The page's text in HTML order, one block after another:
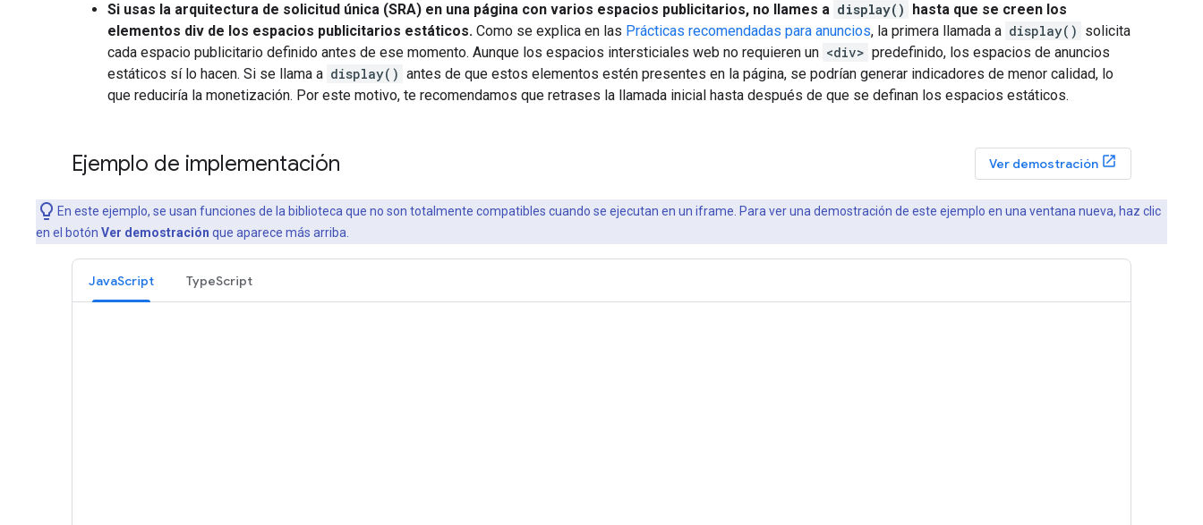
Si usas la arquitectura de solicitud única (SRA) en una página con varios espacios publicitarios, no llames a display() hasta que se creen los
elementos div de los espacios publicitarios estáticos. Como se explica en las Prácticas recomendadas para anuncios, la primera llamada a display() solicita
cada espacio publicitario definido antes de ese momento. Aunque los espacios intersticiales web no requieren un <div> predefinido, los espacios de anuncios
estáticos sí lo hacen. Si se llama a display() antes de que estos elementos estén presentes en la página, se podrían generar indicadores de menor calidad, lo
que reduciría la monetización. Por este motivo, te recomendamos que retrases la llamada inicial hasta después de que se definan los espacios estáticos.
Ejemplo de implementación Ver demostración
En este ejemplo, se usan funciones de la biblioteca que no son totalmente compatibles cuando se ejecutan en un iframe. Para ver una demostración de este ejemplo en una ventana nueva, haz clic
en el botón Ver demostración que aparece más arriba.
JavaScript TypeScript